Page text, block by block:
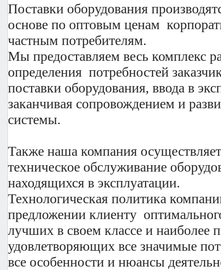
Поставки оборудования
основе по оптовым ценам
частным потребителям.
Мы предоставляем весь комплекс
определения потребностей
поставки оборудования, ввода в
заканчивая сопровождением и
системы.
Также наша компания
техническое обслуживание
находящихся в эксплуатации.
Технологическая политика
предложении клиенту
лучших в своем классе и наиболее
удовлетворяющих все значимые
все особенности и нюансы